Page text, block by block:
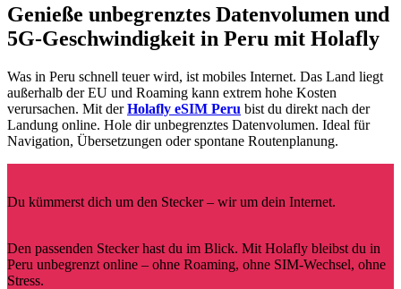
Genieße unbegrenztes Datenvolumen und
5G-Geschwindigkeit in Peru mit Holafly
Was in Peru schnell teuer wird, ist mobiles Internet. Das Land liegt
außerhalb der EU und Roaming kann extrem hohe Kosten
verursachen. Mit derHolafly eSIM Peru bist du direkt nach der
Landung online. Hole dir unbegrenztes Datenvolumen. Ideal für
Navigation, Übersetzungen oder spontane Routenplanung.
Du kümmerst dich um den Stecker – wir um dein Internet.
Den passenden Stecker hast du im Blick. Mit Holafly bleibst du in
Peru unbegrenzt online – ohne Roaming, ohne SIM-Wechsel, ohne
Stress.